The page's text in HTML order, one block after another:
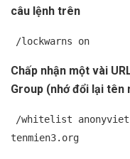
câu lệnh trên
/lockwarns on
Chấp nhận một vài
Group (nhớ đổi lại tên
/whitelist
tenmien3.org